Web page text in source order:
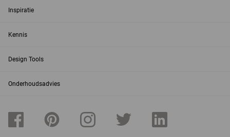
Inspiratie
Kennis
Design Tools
Onderhoudsadvies